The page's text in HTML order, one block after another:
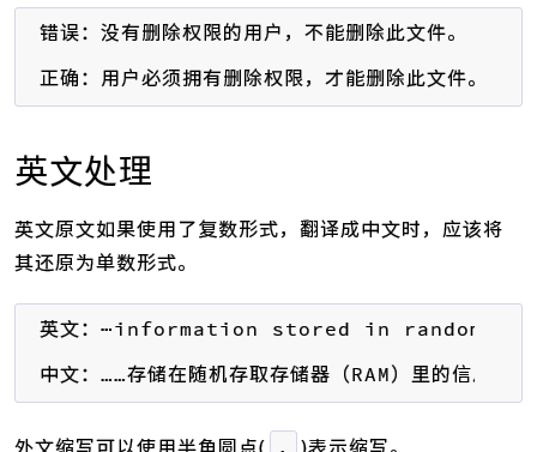
错误：没有删除权限的用户，不能删除此文件。
正确：用户必须拥有删除权限，才能删除此文件。
英文处理
英文原文如果使用了复数形式，翻译成中文时，应该将
其还原为单数形式。
英文：⋯information stored in random
中文：……存储在随机存取存储器（RAM）里的信息……